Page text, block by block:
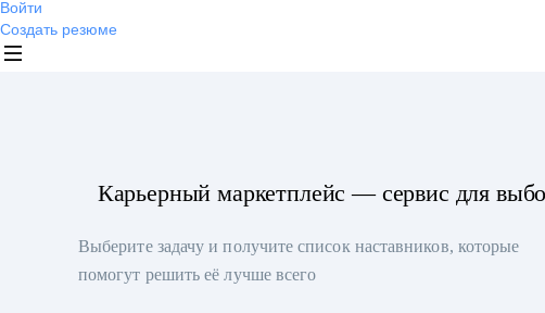
Войти
Создать резюме
Карьерный маркетплейс — сервис для
Выберите задачу и получите список наставников, которые
помогут решить её лучше всего